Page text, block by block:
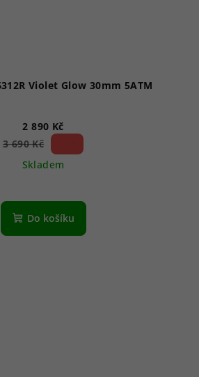
Violet Glow 30mm 5ATM
2 890 Kč
3 690 Kč
Skladem
Do košíku